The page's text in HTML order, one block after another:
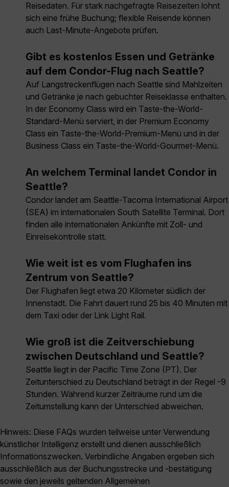
Reisedaten. Für stark nachgefragte Reisezeiten lohnt
sich eine frühe Buchung; flexible Reisende können
auch Last-Minute-Angebote prüfen.
Gibt es kostenlos Essen und Getränke
auf dem Condor-Flug nach Seattle?
Auf Langstreckenflügen nach Seattle sind Mahlzeiten
und Getränke je nach gebuchter Reiseklasse enthalten.
In der Economy Class wird ein Taste-the-World-
Standard-Menü serviert, in der Premium Economy
Class ein Taste-the-World-Premium-Menü und in der
Business Class ein Taste-the-World-Gourmet-Menü.
An welchem Terminal landet Condor in
Seattle?
Condor landet am Seattle-Tacoma International Airport
(SEA) im internationalen South Satellite Terminal. Dort
finden alle internationalen Ankünfte mit Zoll- und
Einreisekontrolle statt.
Wie weit ist es vom Flughafen ins
Zentrum von Seattle?
Der Flughafen liegt etwa 20 Kilometer südlich der
Innenstadt. Die Fahrt dauert rund 25 bis 40 Minuten mit
dem Taxi oder der Link Light Rail.
Wie groß ist die Zeitverschiebung
zwischen Deutschland und Seattle?
Seattle liegt in der Pacific Time Zone (PT). Der
Zeitunterschied zu Deutschland beträgt in der Regel -9
Stunden. Während kurzer Zeiträume rund um die
Zeitumstellung kann der Unterschied abweichen.
Hinweis: Diese FAQs wurden teilweise unter Verwendung
künstlicher Intelligenz erstellt und dienen ausschließlich
Informationszwecken. Verbindliche Angaben ergeben sich
ausschließlich aus der Buchungsstrecke und -bestätigung
sowie den jeweils geltenden Allgemeinen